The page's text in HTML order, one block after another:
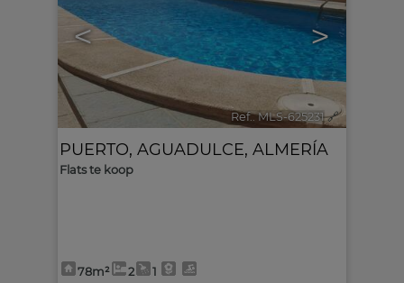
< >
Ref.. MLS-625231 🔗
PUERTO, AGUADULCE, ALMERÍA
Flats te koop
78m² 2 1